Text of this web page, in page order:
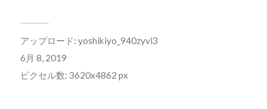
アップロード: yoshikiyo_940zyvl3
6月 8, 2019
ピクセル数: 3620x4862 px